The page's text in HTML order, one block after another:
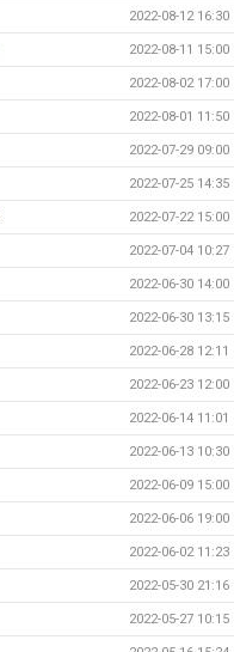
2022-08-12 16:30
2022-08-11 15:00
2022-08-02 17:00
2022-08-01 11:50
2022-07-29 09:00
2022-07-25 14:35
2022-07-22 15:00
2022-07-04 10:27
2022-06-30 14:00
2022-06-30 13:15
2022-06-28 12:11
2022-06-23 12:00
2022-06-14 11:01
2022-06-13 10:30
2022-06-09 15:00
2022-06-06 19:00
2022-06-02 11:23
2022-05-30 21:16
2022-05-27 10:15